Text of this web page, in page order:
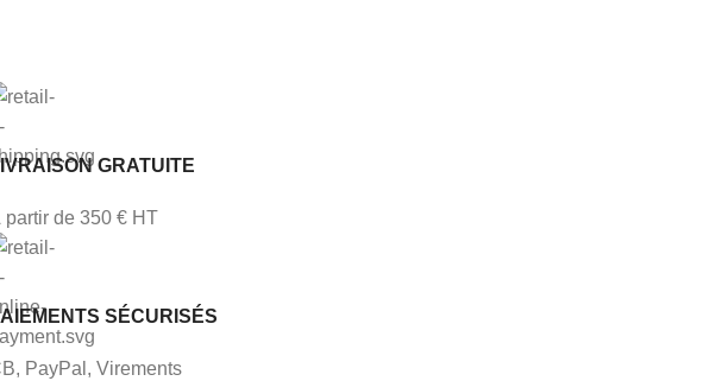
GRATUITE
partir de 350 € HT
SÉCURISÉS
PayPal, Virements